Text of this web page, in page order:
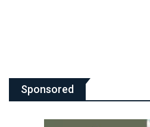
Sponsored